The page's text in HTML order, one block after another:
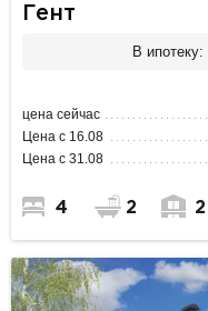
Гент
В ипотеку:
цена сейчас
Цена с 16.08
Цена с 31.08
4 2 2